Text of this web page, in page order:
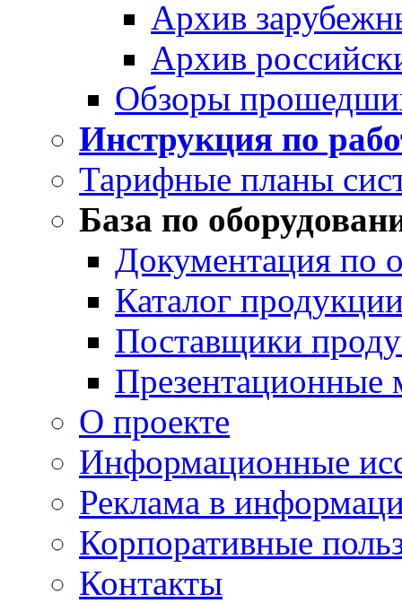
Архив
Архив
Обзоры
Инструкция по
Тарифные планы
База по
Документация по
Каталог
Поставщики
Презентационные
О проекте
Информационные
Реклама в
Корпоративные
Контакты